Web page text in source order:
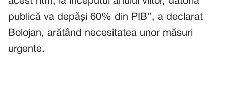
publică va depăși 60% din PIB”, a declarat
Bolojan, arătând necesitatea unor măsuri
urgente.